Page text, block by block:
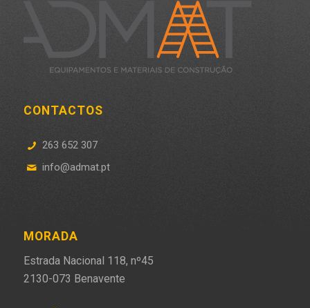
CONTACTOS
263 652 307
info@admat.pt
MORADA
Estrada Nacional 118, nº45
2130-073 Benavente